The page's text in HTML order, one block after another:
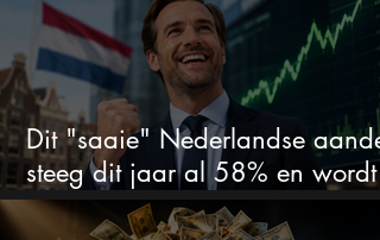
Dit "saaie" Nederlandse
steeg dit jaar al 58% en wordt
volgens analisten onderschat